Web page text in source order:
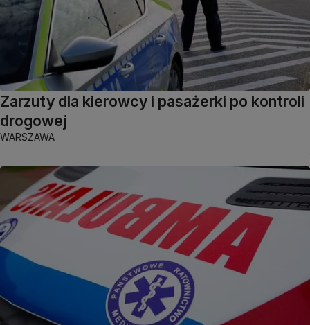
Zarzuty dla kierowcy i pasażerki po kontroli
drogowej
WARSZAWA